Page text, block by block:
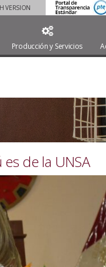
VERSION .
Producción y Servicios
de la UNSA